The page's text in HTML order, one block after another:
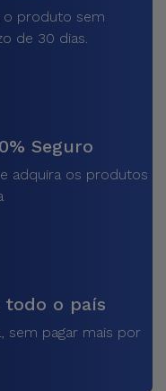
o produto sem
de 30 dias.
Seguro
adquira os produtos
todo o país
sem pagar mais por